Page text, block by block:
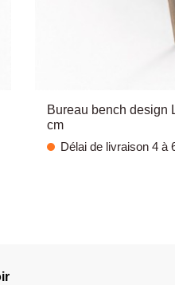
Bureau bench design
cm
Délai de livraison 4 à